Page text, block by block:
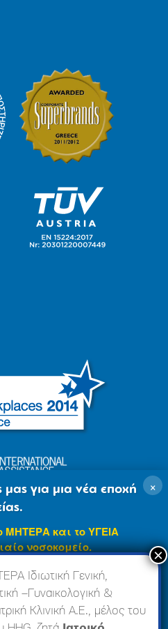
Όροι Χρήσης
Ιδιωτική Γενική,
–Γυναικολογική &
Κλινική Α.Ε., μέλος του
×
μας για μια νέα εποχή
ΜΗΤΕΡΑ και το ΥΓΕΙΑ
νοσοκομείο.
σε φάση ανανέωσης
μήνες θα ενσωματωθεί
), ώστε να σας
και ενιαία